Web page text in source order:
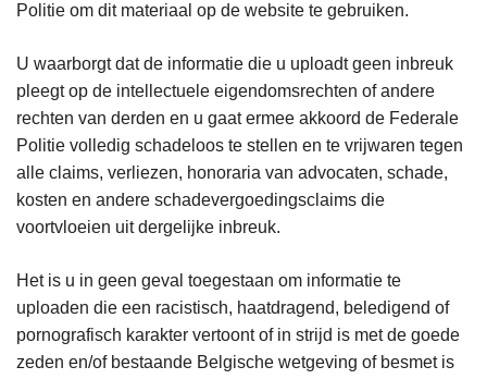
Politie om dit materiaal op de website te gebruiken.
U waarborgt dat de informatie die u uploadt geen inbreuk
pleegt op de intellectuele eigendomsrechten of andere
rechten van derden en u gaat ermee akkoord de Federale
Politie volledig schadeloos te stellen en te vrijwaren tegen
alle claims, verliezen, honoraria van advocaten, schade,
kosten en andere schadevergoedingsclaims die
voortvloeien uit dergelijke inbreuk.
Het is u in geen geval toegestaan om informatie te
uploaden die een racistisch, haatdragend, beledigend of
pornografisch karakter vertoont of in strijd is met de goede
zeden en/of bestaande Belgische wetgeving of besmet is